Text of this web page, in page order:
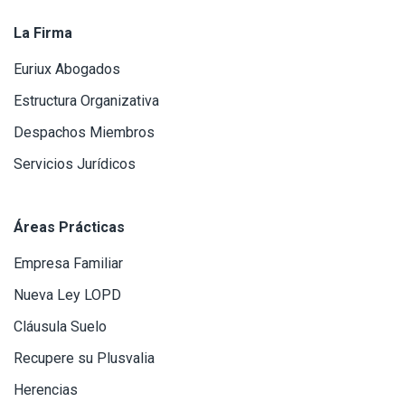
La Firma
Euriux Abogados
Estructura Organizativa
Despachos Miembros
Servicios Jurídicos
Áreas Prácticas
Empresa Familiar
Nueva Ley LOPD
Cláusula Suelo
Recupere su Plusvalia
Herencias